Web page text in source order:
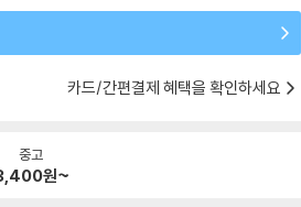
카드/간편결제 혜택을 확인하세요
중고
원~